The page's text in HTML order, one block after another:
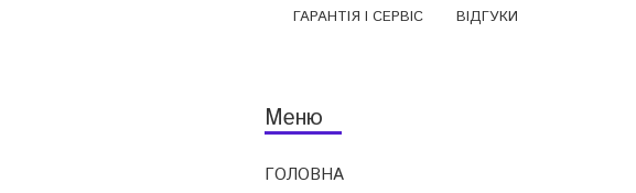
ГАРАНТІЯ І СЕРВІС ВІДГУКИ
ГОЛОВНА